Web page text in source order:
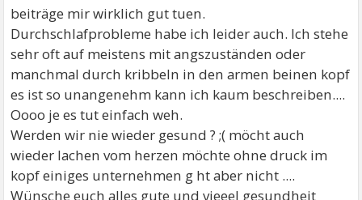
beiträge mir wirklich gut tuen.
Durchschlafprobleme habe ich leider auch. Ich stehe
sehr oft auf meistens mit angszuständen oder
manchmal durch kribbeln in den armen beinen kopf
es ist so unangenehm kann ich kaum beschreiben....
Oooo je es tut einfach weh.
Werden wir nie wieder gesund ? ;( möcht auch
wieder lachen vom herzen möchte ohne druck im
kopf einiges unternehmen g ht aber nicht ....
Wünsche euch alles gute und vieeel gesundheit